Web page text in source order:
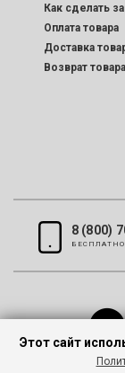
Как сделать
Оплата товара
Доставка
Возврат товара
8 (800)
Этот сайт